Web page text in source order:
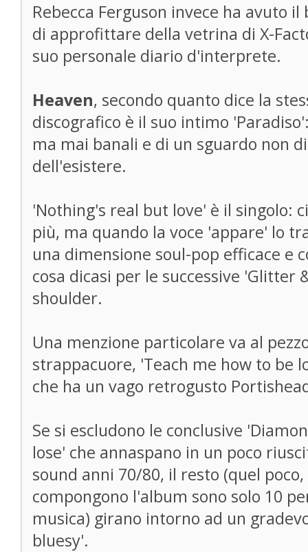
Rebecca Ferguson invece ha avuto
di approfittare della vetrina di X-
suo personale diario d'interprete.
Heaven, secondo quanto dice la
discografico è il suo intimo
ma mai banali e di un sguardo non
dell'esistere.
'Nothing's real but love' è il singolo:
più, ma quando la voce 'appare' lo
una dimensione soul-pop efficace e
cosa dicasi per le successive 'Glitter
shoulder.
Una menzione particolare va al
strappacuore, 'Teach me how to be
che ha un vago retrogusto
Se si escludono le conclusive
lose' che annaspano in un poco
sound anni 70/80, il resto (quel
compongono l'album sono solo 10
musica) girano intorno ad un
bluesy'.